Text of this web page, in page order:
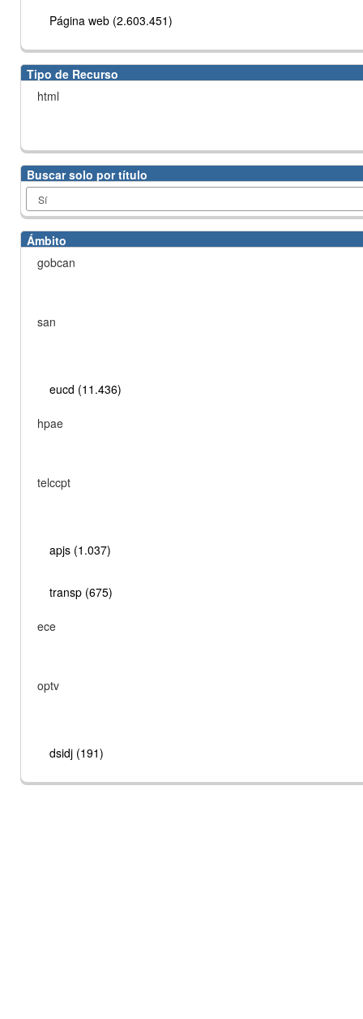
Página web (2.603.451)
Tipo de Recurso
html
Buscar solo por título
Ámbito
gobcan
san
eucd (11.436)
hpae
telccpt
apjs (1.037)
transp (675)
ece
optv
dsidj (191)